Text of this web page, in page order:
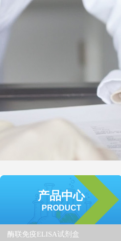
产品中心
PRODUCT
酶联免疫ELISA试剂盒